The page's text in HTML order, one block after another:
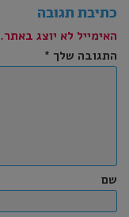
כתיבת תגובה
האימייל לא יוצג באתר.
התגובה שלך *
שם